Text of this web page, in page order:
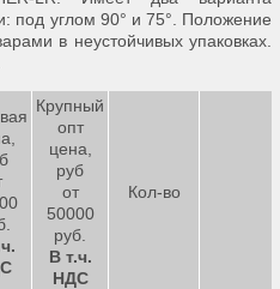
под углом 90° и 75°. Положение
в неустойчивых упаковках.
Крупный
опт
цена,
руб
от
50000
руб.
В т.ч.
НДС
Кол-во